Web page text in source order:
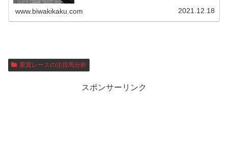
www.biwakikaku.com 2021.12.18
重賞レースの注目馬分析
スポンサーリンク